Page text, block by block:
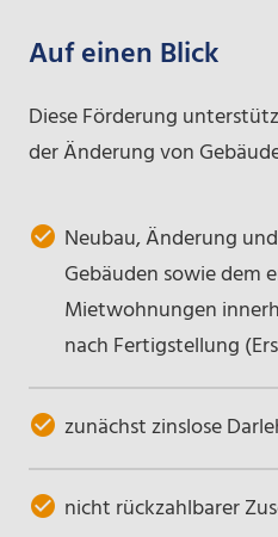
Auf einen Blick
Diese Förderung
der Änderung von
Neubau, Änderung
Gebäuden sowie dem
Mietwohnungen
nach Fertigstellung
zunächst zinslose
nicht rückzahlbarer